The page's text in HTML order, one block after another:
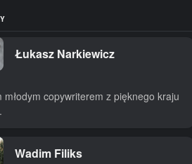
Łukasz Narkiewicz
młodym copywriterem z pięknego kraju
Wadim Filiks